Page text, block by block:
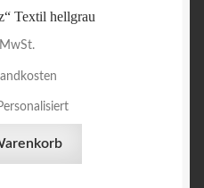
Textil hellgrau